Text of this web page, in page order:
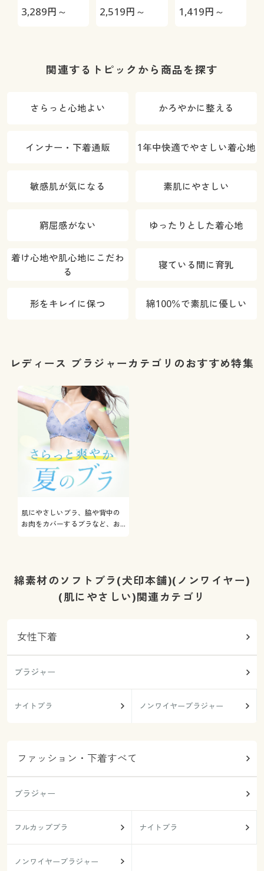
枚組(ソフトワ
3,289円～
枚組(ワイヤー
2,519円～ ワイヤー)
1,419円～
関連するトピックから商品を探す
さらっと心地よい かろやかに整える
インナー・下着通販 1年中快適でやさしい着心地
敏感肌が気になる 素肌にやさしい
窮屈感がない ゆったりとした着心地
着け心地や肌心地にこだわ
る
寝ている間に育乳
形をキレイに保つ 綿100％で素肌に優しい
レディース ブラジャーカテゴリのおすすめ特集
肌にやさしいブラ、脇や背中の
お肉をカバーするブラなど、お
綿素材のソフトブラ(犬印本舗)(ノンワイヤー)
(肌にやさしい)関連カテゴリ
女性下着
ブラジャー
ナイトブラ ノンワイヤーブラジャー
ファッション・下着すべて
ブラジャー
フルカップブラ ナイトブラ
ノンワイヤーブラジャー